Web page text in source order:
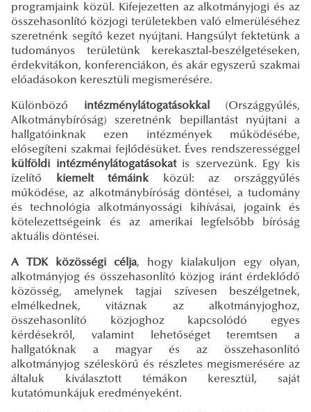
programjaink közül. Kifejezetten az alkotmányjogi és az
összehasonlító közjogi területekben való elmerüléséhez
szeretnénk segítő kezet nyújtani. Hangsúlyt fektetünk a
tudományos területünk kerekasztal-beszélgetéseken,
érdekvitákon, konferenciákon, és akár egyszerű szakmai
előadásokon keresztüli megismerésére.
Különböző intézménylátogatásokkal
(Országgyűlés,
Alkotmánybíróság) szeretnénk bepillantást nyújtani a
hallgatóinknak ezen intézmények működésébe,
elősegíteni szakmai fejlődésüket. Éves rendszerességgel
külföldi intézménylátogatásokatis szervezünk. Egy kis
ízelítő
kiemelt témáinkközül: az országgyűlés
működése, az alkotmánybíróság döntései, a tudomány
és technológia alkotmányossági kihívásai, jogaink és
kötelezettségeink és az amerikai legfelsőbb bíróság
aktuális döntései.
A TDK közösségi célja, hogy kialakuljon egy olyan,
alkotmányjog és összehasonlító közjog iránt érdeklődő
közösség, amelynek tagjai szívesen beszélgetnek,
elmélkednek, vitáznak az alkotmányjoghoz,
összehasonlító közjoghoz kapcsolódó egyes
kérdésekről, valamint lehetőséget teremtsen a
hallgatóknak a magyar és az összehasonlító
alkotmányjog széleskörű és részletes megismerésére az
általuk kiválasztott témákon keresztül, saját
kutatómunkájuk eredményeként.